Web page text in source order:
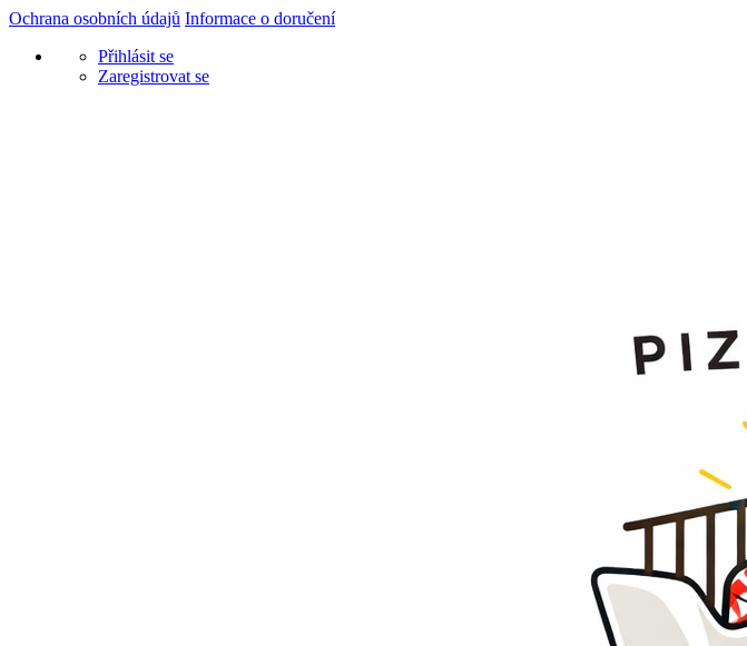
Ochrana osobních údajů Informace o doručení
Přihlásit se
Zaregistrovat se